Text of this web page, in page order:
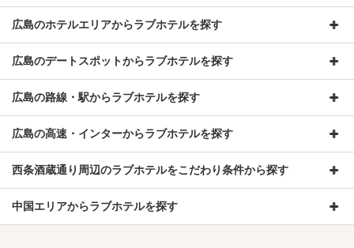
広島のホテルエリアからラブホテルを探す
広島のデートスポットからラブホテルを探す
広島の路線・駅からラブホテルを探す
広島の高速・インターからラブホテルを探す
西条酒蔵通り周辺のラブホテルをこだわり条件から探す
中国エリアからラブホテルを探す